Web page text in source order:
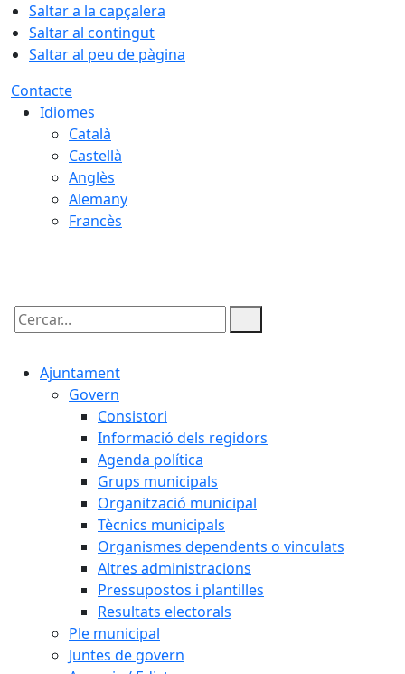
Saltar a la capçalera
Saltar al contingut
Saltar al peu de pàgina
Contacte
Idiomes
Català
Castellà
Anglès
Alemany
Francès
Cercar:
Ajuntament
Govern
Consistori
Informació dels regidors
Agenda política
Grups municipals
Organització municipal
Tècnics municipals
Organismes dependents o vinculats
Altres administracions
Pressupostos i plantilles
Resultats electorals
Ple municipal
Juntes de govern